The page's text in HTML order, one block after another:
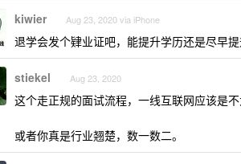
kiwier Aug 23, 2020 via iPhone
退学会发个肄业证吧，能提升学历还是尽早
stiekel Aug 23, 2020
这个走正规的面试流程，一线互联网应该是
或者你真是行业翘楚，数一数二。